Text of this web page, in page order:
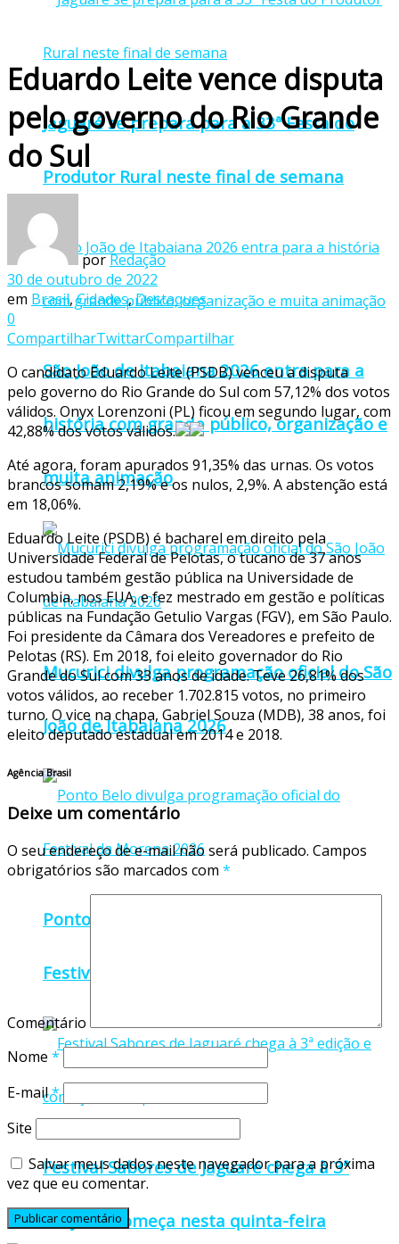
Jaguaré se prepara para a 33ª Festa do
Produtor Rural neste final de semana
São João de Itabaiana 2026 entra para a
história com grande público, organização e
muita animação
Mucurici divulga programação oficial do São
João de Itabaiana 2026
Ponto Belo divulga programação oficial do
Festival da Morena 2026
Festival Sabores de Jaguaré chega à 3ª
edição e começa nesta quinta-feira
Eduardo Leite vence disputa
pelo governo do Rio Grande
do Sul
porRedação
30 de outubro de 2022
em Brasil,Cidades,Destaques
0
CompartilharTwittarCompartilhar
O candidato Eduardo Leite (PSDB) venceu a disputa
pelo governo do Rio Grande do Sul com 57,12% dos votos
válidos. Onyx Lorenzoni (PL) ficou em segundo lugar, com
42,88% dos votos válidos.
Até agora, foram apurados 91,35% das urnas. Os votos
brancos somam 2,19% e os nulos, 2,9%. A abstenção está
em 18,06%.
Eduardo Leite (PSDB) é bacharel em direito pela
Universidade Federal de Pelotas, o tucano de 37 anos
estudou também gestão pública na Universidade de
Columbia, nos EUA, e fez mestrado em gestão e políticas
públicas na Fundação Getulio Vargas (FGV), em São Paulo.
Foi presidente da Câmara dos Vereadores e prefeito de
Pelotas (RS). Em 2018, foi eleito governador do Rio
Grande do Sul com 33 anos de idade. Teve 26,81% dos
votos válidos, ao receber 1.702.815 votos, no primeiro
turno. O vice na chapa, Gabriel Souza (MDB), 38 anos, foi
eleito deputado estadual em 2014 e 2018.
Agência Brasil
Deixe um comentário
O seu endereço de e-mail não será publicado. Campos
obrigatórios são marcados com *
Comentário
Nome *
E-mail*
Site
Salvar meus dados neste navegador para a próxima
vez que eu comentar.